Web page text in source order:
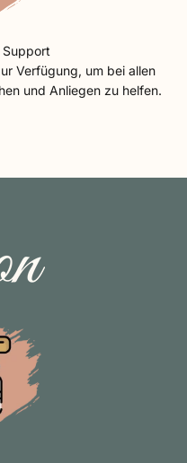
Verfügung, um bei allen
und Anliegen zu helfen.